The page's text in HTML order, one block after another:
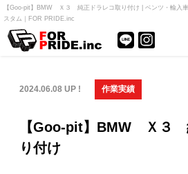
【Goo-pit】BMW Ｘ３ 純正ドラレコ取り付け | ベンツ・輸入
スタム｜FOR PRIDE.inc
2024.06.08 UP ! 作業実績
【Goo-pit】BMW Ｘ３
り付け